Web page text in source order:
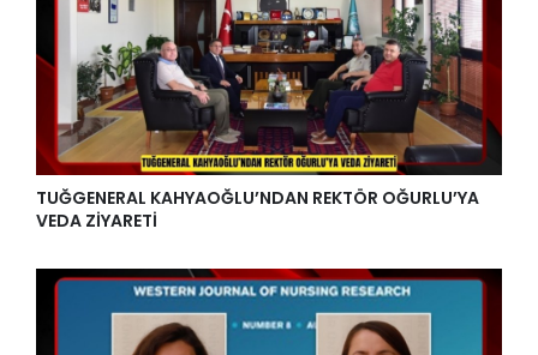
TUĞGENERAL KAHYAOĞLU’NDAN REKTÖR OĞURLU’YA
VEDA ZİYARETİ